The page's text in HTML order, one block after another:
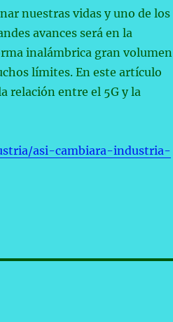
nuestras vidas y uno de los
avances será en la
inalámbrica gran volumen
límites. En este artículo
relación entre el 5G y la
asi-cambiara-industria-